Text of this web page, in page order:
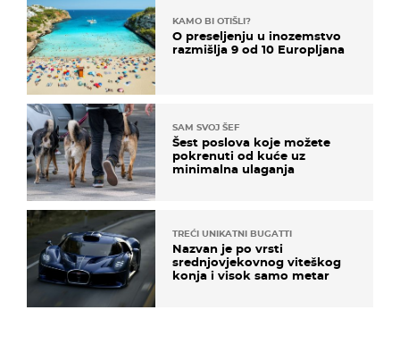
KAMO BI OTIŠLI?
O preseljenju u inozemstvo
razmišlja 9 od 10 Europljana
SAM SVOJ ŠEF
Šest poslova koje možete
pokrenuti od kuće uz
minimalna ulaganja
TREĆI UNIKATNI BUGATTI
Nazvan je po vrsti
srednjovjekovnog viteškog
konja i visok samo metar